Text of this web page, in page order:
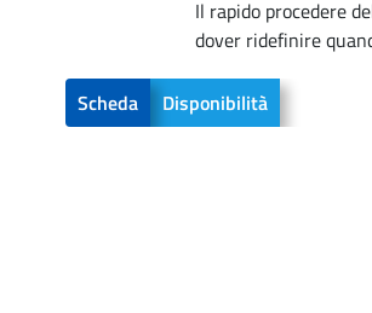
Il rapido procedere
dover ridefinire
Scheda Disponibilità